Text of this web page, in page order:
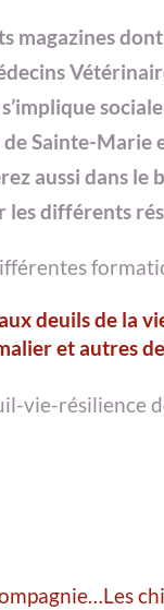
magazines
Sainte-Marie
aussi dans le
différents
deuils de la
et autres